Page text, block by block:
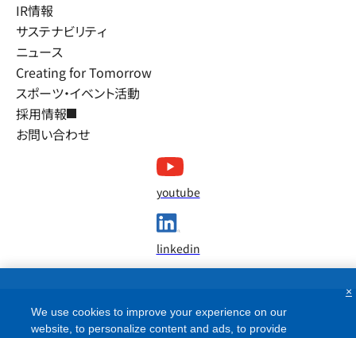
IR情報
サステナビリティ
ニュース
Creating for Tomorrow
スポーツ・イベント活動
採用情報
お問い合わせ
youtube
linkedin
We use cookies to improve your experience on our
website, to personalize content and ads, to provide
×